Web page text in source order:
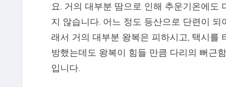
요. 거의 대부분 땀으로 인해 추운기온에도
지 않습니다. 어느 정도 등산으로 단련이
래서 거의 대부분 왕복은 피하시고, 택시를
방했는데도 왕복이 힘들 만큼 다리의 뻐근
입니다.